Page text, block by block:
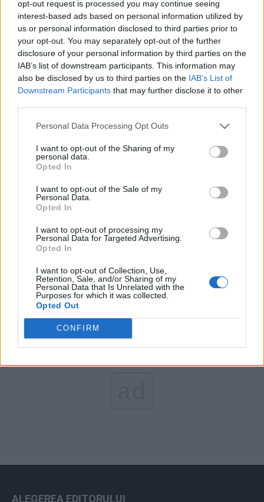
opt-out request is processed you may continue seeing
interest-based ads based on personal information utilized by
us or personal information disclosed to third parties prior to
your opt-out. You may separately opt-out of the further
disclosure of your personal information by third parties on the
IAB’s list of downstream participants. This information may
also be disclosed by us to third parties on the IAB’s List of
Downstream Participants that may further disclose it to other
Personal Data Processing Opt Outs
I want to opt-out of the Sharing of my
personal data.
Opted In
I want to opt-out of the Sale of my
Personal Data.
Opted In
I want to opt-out of processing my
Personal Data for Targeted Advertising.
Opted In
I want to opt-out of Collection, Use,
Retention, Sale, and/or Sharing of my
Personal Data that Is Unrelated with the
Purposes for which it was collected.
Opted Out
CONFIRM
POT (Gavrilă)
PACE (Peia)
Acțiunea Conservatoare (Târziu)
PDF (Lazarus)
PUSL (D. Voiculescu)
FAR (Coarnă)
România pe Primul Loc (Ponta)
Altul
Arată rezultatele
ALEGEREA EDITORULUI